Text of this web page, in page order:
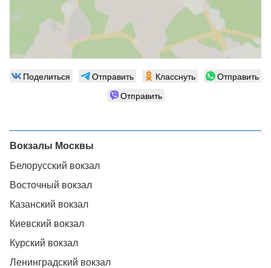
Поделиться Отправить Класснуть
Отправить
Отправить
Вокзалы Москвы
Белорусский вокзал
Восточный вокзал
Казанский вокзал
Киевский вокзал
Курский вокзал
Ленинградский вокзал